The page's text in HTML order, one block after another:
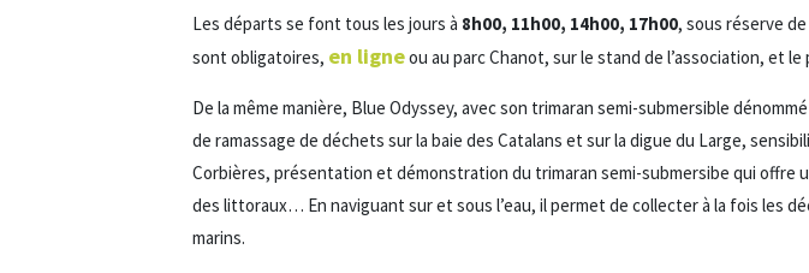
Les départs se font tous les jours à 8h00, 11h00, 14h00, 17h00, sous réserve
sont obligatoires, en ligneou au parc Chanot, sur le stand de l’association, et
De la même manière, Blue Odyssey, avec son trimaran semi-submersible
de ramassage de déchets sur la baie des Catalans et sur la digue du Large,
Corbières, présentation et démonstration du trimaran semi-submersibe qui offre
des littoraux… En naviguant sur et sous l’eau, il permet de collecter à la fois les
marins.